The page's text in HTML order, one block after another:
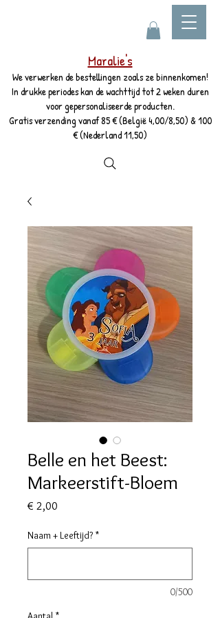
Maralie's
We verwerken de bestellingen zoals ze binnenkomen!
In drukke periodes kan de wachttijd tot 2 weken duren
voor gepersonaliseerde producten.
Gratis verzending vanaf 85 € (België 4,00/8,50) & 100
€ (Nederland 11,50)
Belle en het Beest:
Markeerstift-Bloem
€ 2,00
Naam + Leeftijd? *
0/500